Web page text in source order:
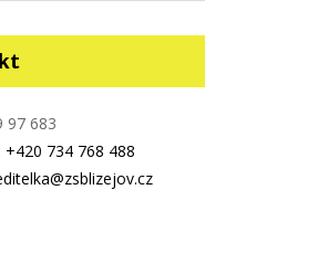
97 683
+420 734 768 488